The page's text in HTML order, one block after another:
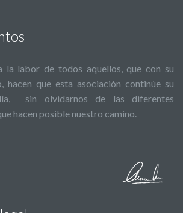
la labor de todos aquellos, que con su
hacen que esta asociación continúe su
sin olvidarnos de las diferentes
hacen posible nuestro camino.